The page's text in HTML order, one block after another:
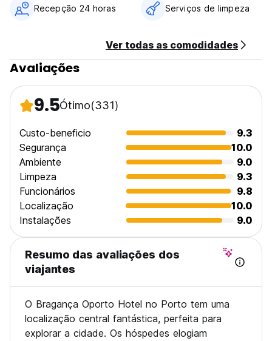
Recepção 24 horas Serviços de limpeza
Ver todas as comodidades
Avaliações
9.5Ótimo(331)
Custo-beneficio
9.3
Segurança
10.0
Ambiente
9.0
Limpeza
9.3
Funcionários
9.8
Localização
10.0
Instalações
9.0
Resumo das avaliações dos
viajantes
O Bragança Oporto Hotel no Porto tem uma
localização central fantástica, perfeita para
explorar a cidade. Os hóspedes elogiam